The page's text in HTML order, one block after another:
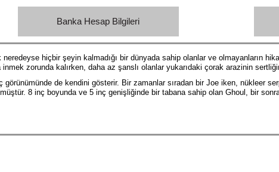
Banka Hesap Bilgileri
hiçbir şeyin kalmadığı bir dünyada sahip olanlar ve olmayanların
zorunda kalırken, daha az şanslı olanlar yukarıdaki çorak arazinin
de kendini gösterir. Bir zamanlar sıradan bir Joe iken, nükleer
8 inç boyunda ve 5 inç genişliğinde bir tabana sahip olan Ghoul, bir